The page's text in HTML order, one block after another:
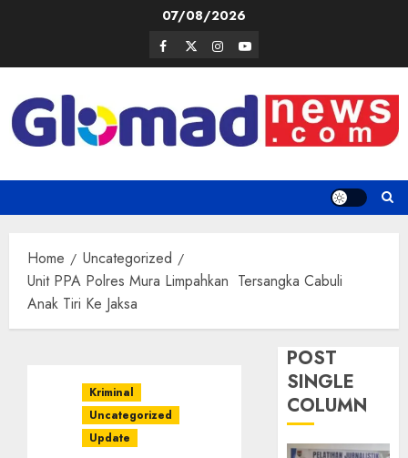
07/08/2026
Facebook
TwitterInstagram
Youtube
Home
Uncategorized
Unit PPA Polres Mura Limpahkan Tersangka Cabuli
Anak Tiri Ke Jaksa
Kriminal
Uncategorized
Update
POST
SINGLE
COLUMN